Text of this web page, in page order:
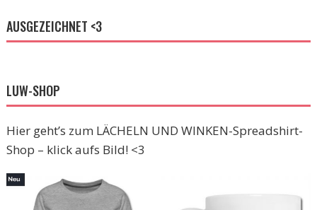
AUSGEZEICHNET <3
LUW-SHOP
Hier geht’s zum LÄCHELN UND WINKEN-Spreadshirt-
Shop – klick aufs Bild! <3